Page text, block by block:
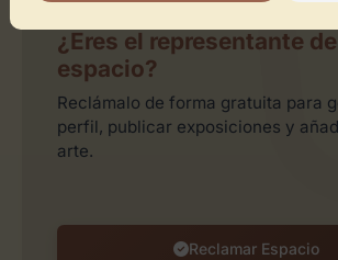
¿Eres el representante
espacio?
Reclámalo de forma gratuita para
perfil, publicar exposiciones y
arte.
Reclamar Espacio